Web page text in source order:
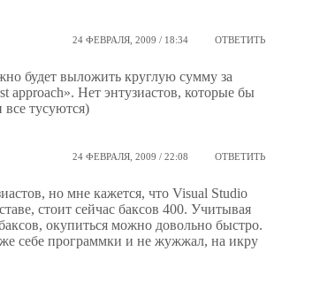
24 ФЕВРАЛЯ, 2009 / 18:34 ОТВЕТИТЬ
будет выложить круглую сумму за
Нет энтузиастов, которые бы
тусуются)
24 ФЕВРАЛЯ, 2009 / 22:08 ОТВЕТИТЬ
но мне кажется, что Visual Studio
стоит сейчас баксов 400. Учитывая
окупиться можно довольно быстро.
себе программки и не жужжал, на икру